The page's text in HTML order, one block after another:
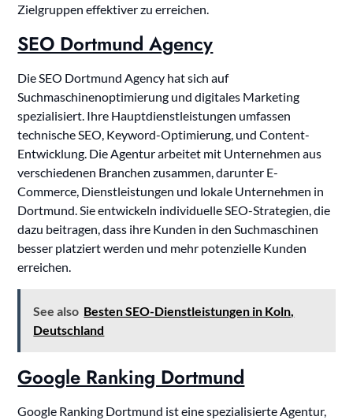
Zielgruppen effektiver zu erreichen.
SEO Dortmund Agency
Die SEO Dortmund Agency hat sich auf
Suchmaschinenoptimierung und digitales Marketing
spezialisiert. Ihre Hauptdienstleistungen umfassen
technische SEO, Keyword-Optimierung, und Content-
Entwicklung. Die Agentur arbeitet mit Unternehmen aus
verschiedenen Branchen zusammen, darunter E-
Commerce, Dienstleistungen und lokale Unternehmen in
Dortmund. Sie entwickeln individuelle SEO-Strategien, die
dazu beitragen, dass ihre Kunden in den Suchmaschinen
besser platziert werden und mehr potenzielle Kunden
erreichen.
See also Besten SEO-Dienstleistungen in Koln,
Deutschland
Google Ranking Dortmund
Google Ranking Dortmund ist eine spezialisierte Agentur,